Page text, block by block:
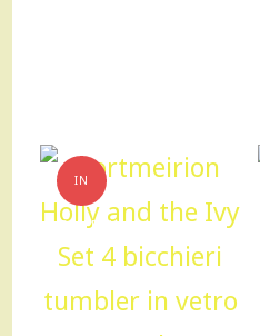
IN
OFFERTA!